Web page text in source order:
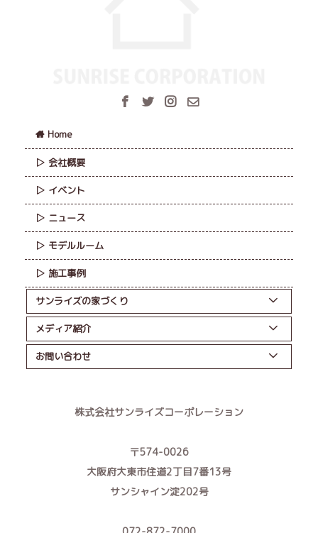
Home
会社概要
イベント
ニュース
モデルルーム
施工事例
サンライズの家づくり
メディア紹介
お問い合わせ
株式会社サンライズコーポレーション
〒574-0026
大阪府大東市住道2丁目7番13号
サンシャイン淀202号